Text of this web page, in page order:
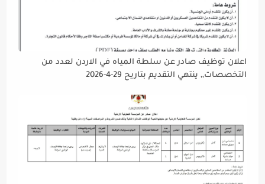
اعلان توظيف صادر عن سلطة المياه في الاردن لعدد من
التخصصات,, ينتهي التقديم بتاريح 29-4-2026